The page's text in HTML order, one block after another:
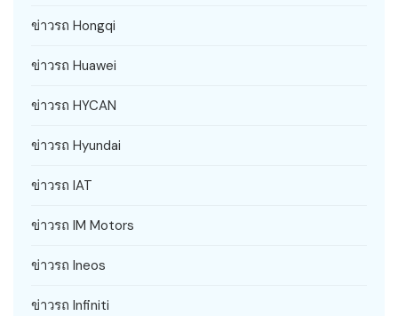
ข่าวรถ Hongqi
ข่าวรถ Huawei
ข่าวรถ HYCAN
ข่าวรถ Hyundai
ข่าวรถ IAT
ข่าวรถ IM Motors
ข่าวรถ Ineos
ข่าวรถ Infiniti